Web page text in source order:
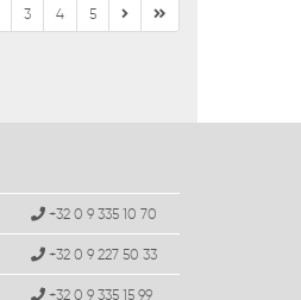
3 4 5
+32 0 9 335 10 70
+32 0 9 227 50 33
+32 0 9 335 15 99